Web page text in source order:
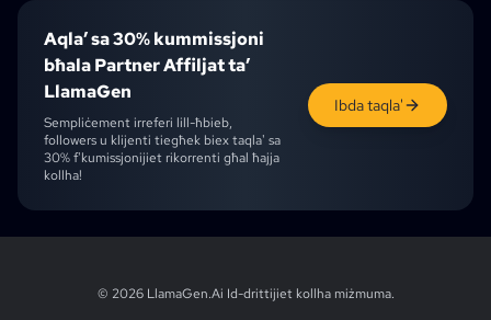
Aqla’ sa 30% kummissjoni
bħala Partner Affiljat ta’
LlamaGen
Sempliċement irreferi lill-ħbieb,
followers u klijenti tiegħek biex taqla' sa
30% f'kumissjonijiet rikorrenti għal ħajja
kollha!
Ibda taqla'
© 2026 LlamaGen.Ai Id-drittijiet kollha miżmuma.